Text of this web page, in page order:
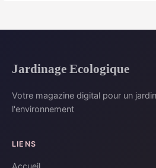
Jardinage Ecologique
Votre magazine digital pour un
l'environnement
LIENS
Accueil